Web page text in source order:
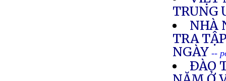
TRUNG
NHÀ
TRA
NGÀY --
ÐÀO